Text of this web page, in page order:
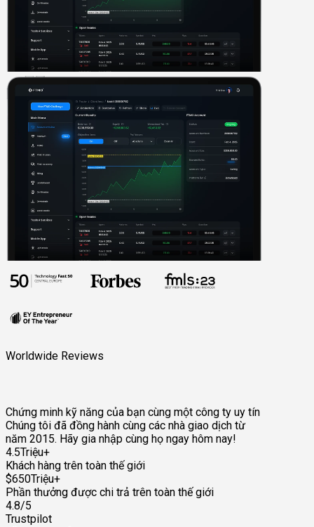
Worldwide Reviews
Chứng minh kỹ năng của bạn cùng một công ty uy tín
Chúng tôi đã đồng hành cùng các nhà giao dịch từ
năm 2015. Hãy gia nhập cùng họ ngay hôm nay!
4.5Triệu+
Khách hàng trên toàn thế giới
$650Triệu+
Phần thưởng được chi trả trên toàn thế giới
4.8/5
Trustpilot